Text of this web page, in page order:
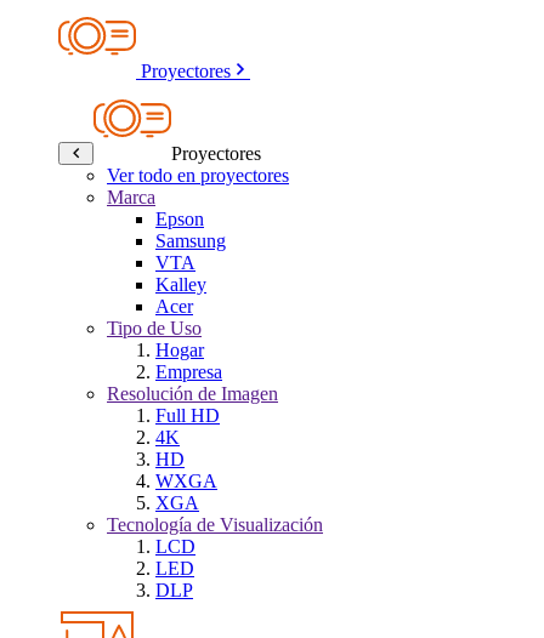
Proyectores
Proyectores
Ver todo en proyectores
Marca
Epson
Samsung
VTA
Kalley
Acer
Tipo de Uso
Hogar
Empresa
Resolución de Imagen
Full HD
4K
HD
WXGA
XGA
Tecnología de Visualización
LCD
LED
DLP